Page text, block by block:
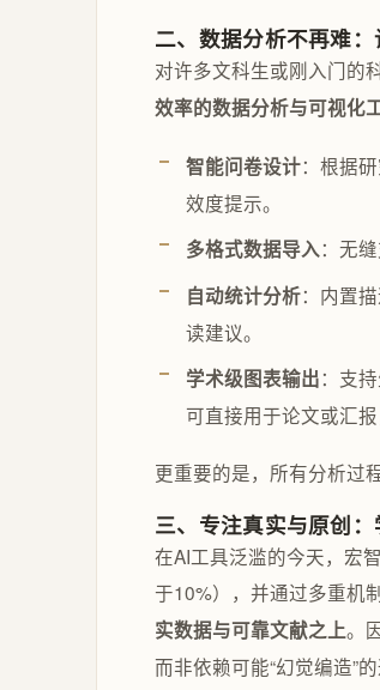
二、数据分析不再难
对许多文科生或刚入门的
效率的数据分析与可视化
智能问卷设计：根据
效度提示。
多格式数据导入：无
自动统计分析：内置
读建议。
学术级图表输出：支
可直接用于论文或汇
更重要的是，所有分析过
三、专注真实与原创
在AI工具泛滥的今天，宏
于10%），并通过多重机
实数据与可靠文献之上。
而非依赖可能“幻觉编造”的